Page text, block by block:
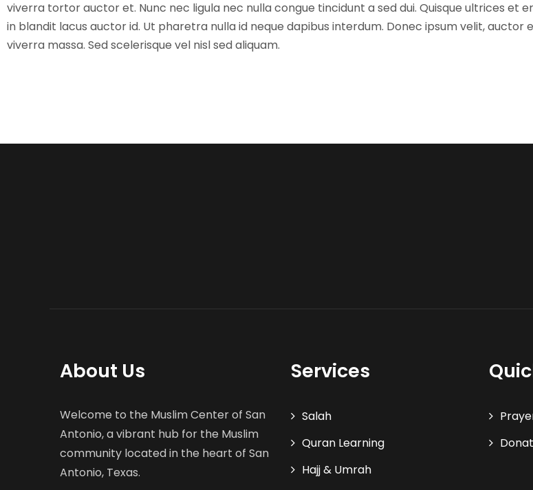
viverra tortor auctor et. Nunc nec ligula nec nulla congue tincidunt a sed dui. Quisque ultrices et
in blandit lacus auctor id. Ut pharetra nulla id neque dapibus interdum. Donec ipsum velit, auctor
viverra massa. Sed scelerisque vel nisl sed aliquam.
About Us
Welcome to the Muslim Center of San
Antonio, a vibrant hub for the Muslim
community located in the heart of San
Antonio, Texas.
Services
Salah
Quran Learning
Hajj & Umrah